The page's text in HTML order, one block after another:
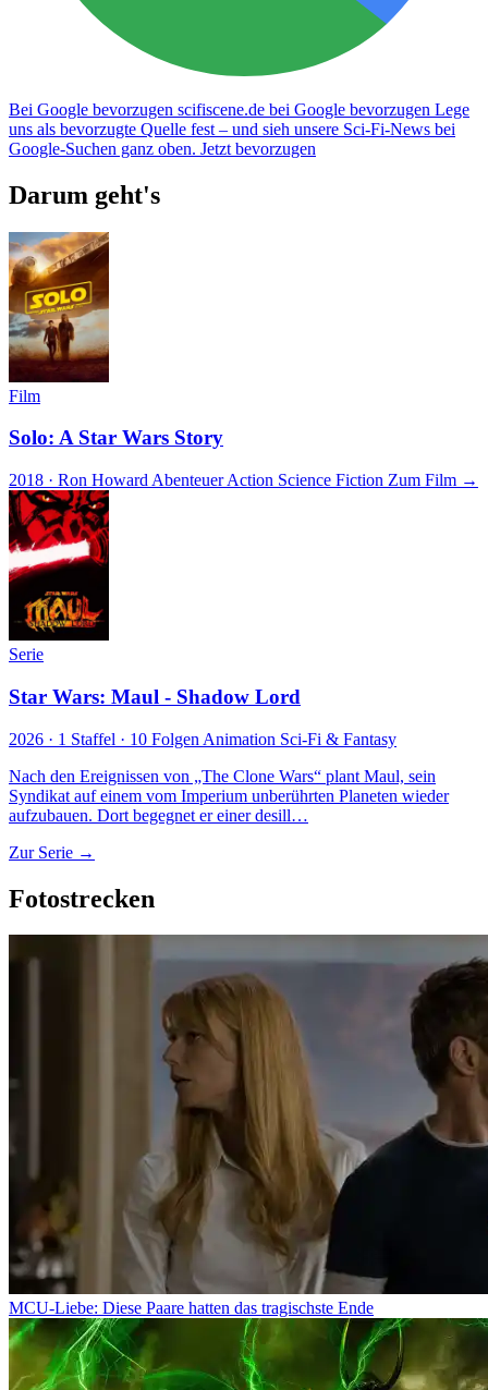
Bei Google bevorzugen scifiscene.de bei Google bevorzugen Lege
uns als bevorzugte Quelle fest – und sieh unsere Sci-Fi-News bei
Google-Suchen ganz oben. Jetzt bevorzugen
Darum geht's
Film
Solo: A Star Wars Story
2018 · Ron Howard Abenteuer Action Science Fiction Zum Film →
Serie
Star Wars: Maul - Shadow Lord
2026 · 1 Staffel · 10 Folgen Animation Sci-Fi & Fantasy
Nach den Ereignissen von „The Clone Wars“ plant Maul, sein
Syndikat auf einem vom Imperium unberührten Planeten wieder
aufzubauen. Dort begegnet er einer desill…
Zur Serie →
Fotostrecken
MCU-Liebe: Diese Paare hatten das tragischste Ende